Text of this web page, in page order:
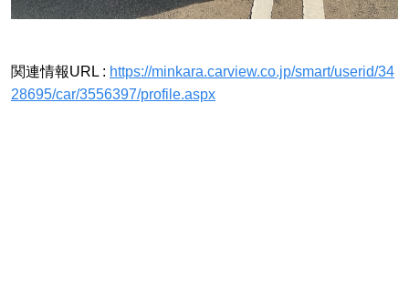
関連情報URL : https://minkara.carview.co.jp/smart/userid/34
28695/car/3556397/profile.aspx